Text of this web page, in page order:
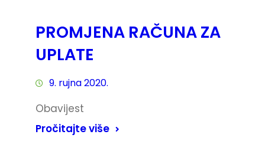
PROMJENA RAČUNA ZA
UPLATE
9. rujna 2020.
Obavijest
Pročitajte više